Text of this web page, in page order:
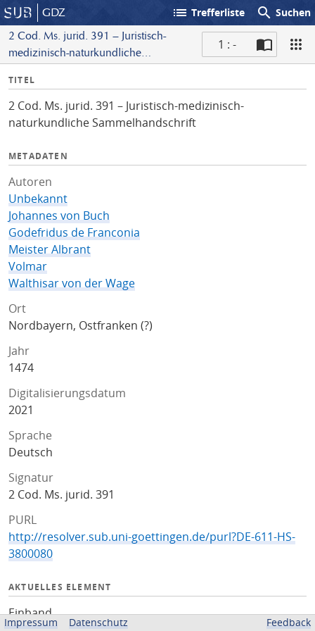
GDZ list Trefferliste search Suchen
2 Cod. Ms. jurid. 391 – Juristisch-
medizinisch-naturkundliche
1 : -
I
f
o
TITEL
2 Cod. Ms. jurid. 391 – Juristisch-medizinisch-
naturkundliche Sammelhandschrift
METADATEN
Autoren
Unbekannt
Johannes von Buch
Godefridus de Franconia
Meister Albrant
Volmar
Walthisar von der Wage
Ort
Nordbayern, Ostfranken (?)
Jahr
1474
Digitalisierungsdatum
2021
Sprache
Deutsch
Signatur
2 Cod. Ms. jurid. 391
PURL
http://resolver.sub.uni-goettingen.de/purl?DE-611-HS-
3800080
AKTUELLES ELEMENT
Einband
Impressum Datenschutz Feedback